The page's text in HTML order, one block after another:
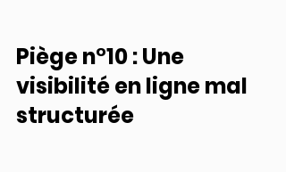
Piège n°10 : Une
visibilité en ligne mal
structurée